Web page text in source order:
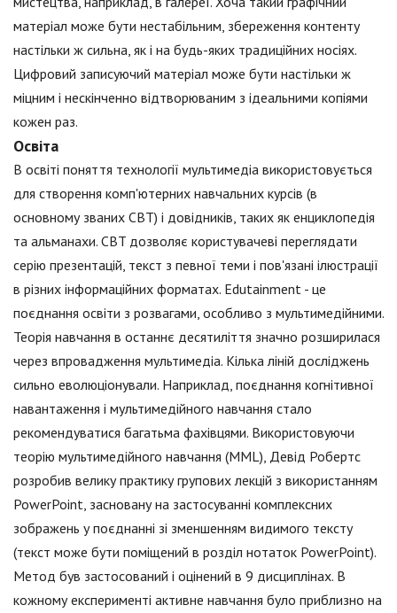
матеріал може бути нестабільним, збереження контенту
настільки ж сильна, як і на будь-яких традиційних носіях.
Цифровий записуючий матеріал може бути настільки ж
міцним і нескінченно відтворюваним з ідеальними копіями
кожен раз.
Освіта
В освіті поняття технології мультимедіа використовується
для створення комп'ютерних навчальних курсів (в
основному званих CBT) і довідників, таких як енциклопедія
та альманахи. CBT дозволяє користувачеві переглядати
серію презентацій, текст з певної теми і пов'язані ілюстрації
в різних інформаційних форматах. Edutainment - це
поєднання освіти з розвагами, особливо з мультимедійними.
Теорія навчання в останнє десятиліття значно розширилася
через впровадження мультимедіа. Кілька ліній досліджень
сильно еволюціонували. Наприклад, поєднання когнітивної
навантаження і мультимедійного навчання стало
рекомендуватися багатьма фахівцями. Використовуючи
теорію мультимедійного навчання (MML), Девід Робертс
розробив велику практику групових лекцій з використанням
PowerPoint, засновану на застосуванні комплексних
зображень у поєднанні зі зменшенням видимого тексту
(текст може бути поміщений в розділ нотаток PowerPoint).
Метод був застосований і оцінений в 9 дисциплінах. В
кожному експерименті активне навчання було приблизно на